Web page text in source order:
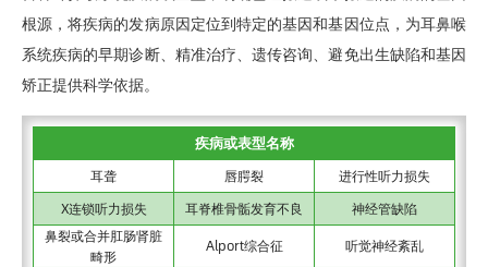
根源，将疾病的发病原因定位到特定的基因和基因位点，为耳鼻喉
系统疾病的早期诊断、精准治疗、遗传咨询、避免出生缺陷和基因
矫正提供科学依据。
疾病或表型名称
耳聋 唇腭裂
进行性听力损失
X连锁听力损失
耳脊椎骨骺发育不良
神经管缺陷
鼻裂或合并肛肠肾脏
畸形
Alport综合征
听觉神经紊乱